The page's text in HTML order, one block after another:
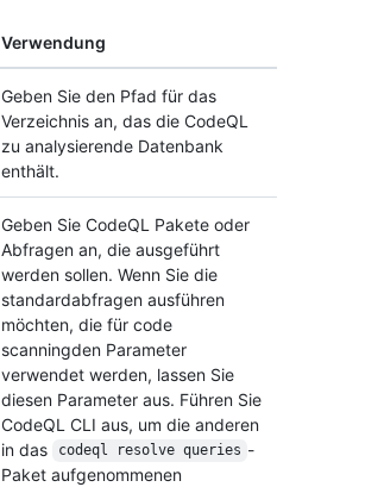
Verwendung
Geben Sie den Pfad für das
Verzeichnis an, das die CodeQL
zu analysierende Datenbank
enthält.
Geben Sie CodeQL Pakete oder
Abfragen an, die ausgeführt
werden sollen. Wenn Sie die
standardabfragen ausführen
möchten, die für code
scanningden Parameter
verwendet werden, lassen Sie
diesen Parameter aus. Führen Sie
CodeQL CLI aus, um die anderen
in das
codeql resolve queries -
Paket aufgenommenen